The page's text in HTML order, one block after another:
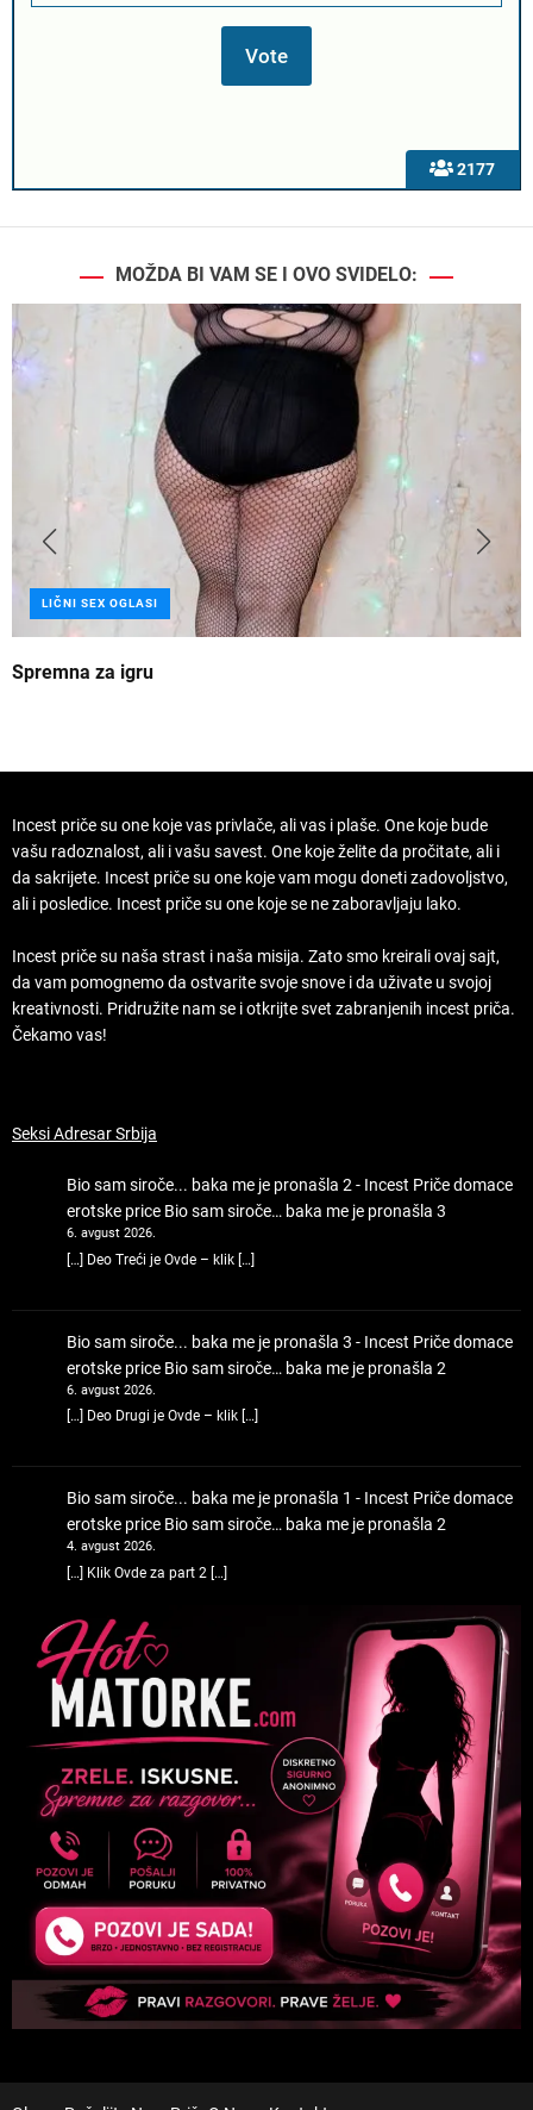
2177
MOŽDA BI VAM SE I OVO SVIDELO:
LIČNI SEX OGLASI
Spremna za igru
Incest priče su one koje vas privlače, ali vas i plaše. One koje bude
vašu radoznalost, ali i vašu savest. One koje želite da pročitate, ali i
da sakrijete. Incest priče su one koje vam mogu doneti zadovoljstvo,
ali i posledice. Incest priče su one koje se ne zaboravljaju lako.
Incest priče su naša strast i naša misija. Zato smo kreirali ovaj sajt,
da vam pomognemo da ostvarite svoje snove i da uživate u svojoj
kreativnosti. Pridružite nam se i otkrijte svet zabranjenih incest priča.
Čekamo vas!
Seksi Adresar Srbija
Bio sam siroče... baka me je pronašla 2 - Incest Priče domace
erotske price Bio sam siroče… baka me je pronašla 3
6. avgust 2026.
[…] Deo Treći je Ovde – klik […]
Bio sam siroče... baka me je pronašla 3 - Incest Priče domace
erotske price Bio sam siroče… baka me je pronašla 2
6. avgust 2026.
[…] Deo Drugi je Ovde – klik […]
Bio sam siroče... baka me je pronašla 1 - Incest Priče domace
erotske price Bio sam siroče… baka me je pronašla 2
4. avgust 2026.
[…] Klik Ovde za part 2 […]